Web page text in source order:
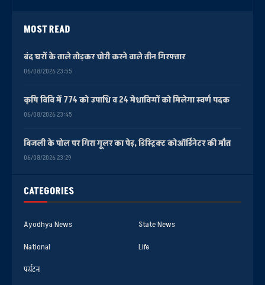
CATEGORIES
Ayodhya News
State News
National
Life
पर्यटन
MOST READ
बंद घरों के ताले तोड़कर चोरी करने वाले तीन गिरफ्तार
06/08/2026 23:55
कृषि विवि में 774 को उपाधि व 24 मेधावियों को मिलेगा स्वर्ण पदक
06/08/2026 23:45
बिजली के पोल पर गिरा गूलर का पेड़, डिस्ट्रिक्ट कोऑर्डिनेटर की मौत
06/08/2026 23:29